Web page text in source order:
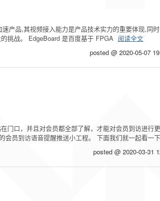
产品,其视频接入能力是产品技术实力的重要体现,同
挑战。 EdgeBoard 是百度基于 FPGA 阅读全文
posted @ 2020-05-07
口，并且对会员都全部了解，才能对会员到访进行
员到访语音提醒推送小工程。 下面我们就一起看一
posted @ 2020-03-31